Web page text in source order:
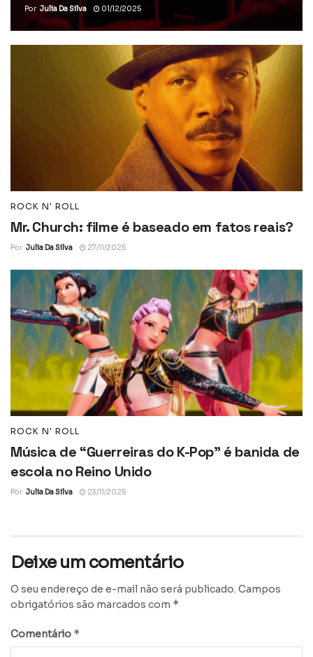
Por Julia Da Silva 01/12/2025
ROCK N' ROLL
Mr. Church: filme é baseado em fatos reais?
Por Julia Da Silva 27/11/2025
ROCK N' ROLL
Música de “Guerreiras do K-Pop” é banida de
escola no Reino Unido
Por Julia Da Silva 23/11/2025
Deixe um comentário
O seu endereço de e-mail não será publicado. Campos
obrigatórios são marcados com *
Comentário *